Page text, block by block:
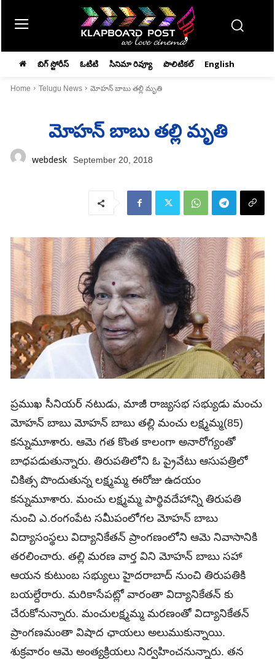
బిగ్ స్టోరీస్ ఓటిటి సినిమా రివ్యూ పొలిటికల్ English
Home Telugu News మోహన్‌ బాబు తల్లి మృతి
మోహన్‌ బాబు తల్లి మృతి
webdesk September 20, 2018
ప్రముఖ సీనియర్‌ నటుడు, మాజీ రాజ్యసభ సభ్యుడు మంచు
మోహన్ బాబు మోహన్ బాబు తల్లి మంచు లక్ష్మమ్మ(85)
కన్నుమూశారు. ఆమె గత కొంత కాలంగా అనారోగ్యంతో
బాధపడుతున్నారు. తిరుపతిలోని ఓ ప్రైవేటు ఆసుపత్రిలో
చికిత్స పొందుతున్న లక్ష్మమ్మ ఈరోజు ఉదయం
కన్నుమూశారు. మంచు లక్ష్మమ్మ పార్థివదేహాన్ని తిరుపతి
నుంచి ఎ.రంగంపేట సమీపంలోగల మోహన్ బాబు
విద్యాసంస్థలు విద్యానికేతన్ ప్రాంగణంలోని ఆమె నివాసానికి
తరలించారు. తల్లి మరణ వార్త విని మోహన్ బాబు సహా
ఆయన కుటుంబ సభ్యులు హైదరాబాద్ నుంచి తిరుపతికి
బయల్దేరారు. మరికాసేపట్లో వారంతా విద్యానికేతన్ కు
చేరుకోనున్నారు. మంచులక్ష్మమ్మ మరణంతో విద్యానికేతన్
ప్రాంగణమంతా విషాద ఛాయలు అలుముకున్నాయి.
శుక్రవారం ఆమె అంత్యక్రియలు నిర్వహించనున్నారు. తన